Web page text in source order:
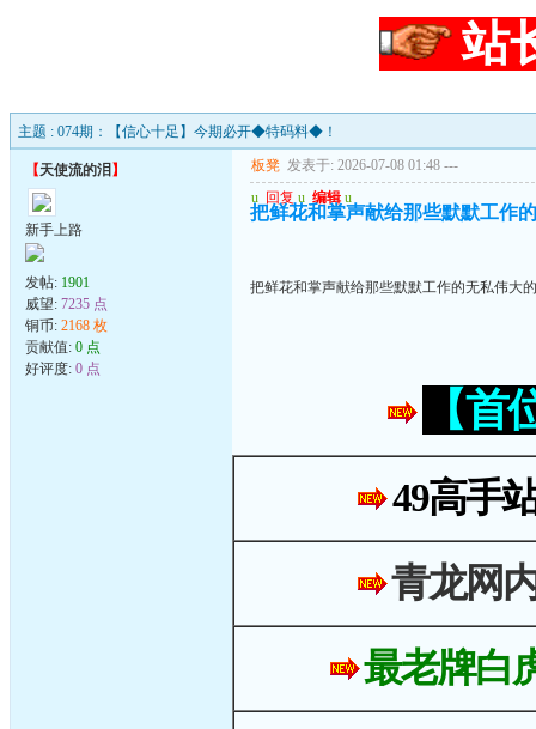
站
主题 : 074期：【信心十足】今期必开◆特码料◆！
【天使流的泪 】
新手上路
发帖: 1901
威望: 7235 点
铜币: 2168 枚
贡献值: 0 点
好评度: 0 点
板凳 发表于: 2026-07-08 01:48 ---
u 回复 u 编辑 u
把鲜花和掌声献给那些默默工作
把鲜花和掌声献给那些默默工作的无私伟大
【
49高手
青龙网
最老牌白